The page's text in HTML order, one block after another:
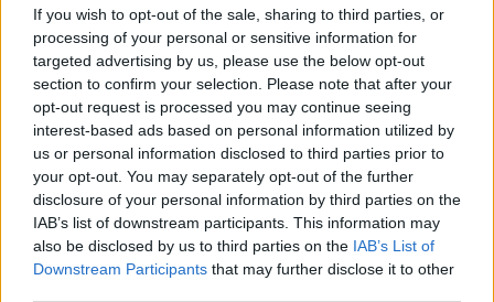
If you wish to opt-out of the sale, sharing to third parties, or
processing of your personal or sensitive information for
targeted advertising by us, please use the below opt-out
section to confirm your selection. Please note that after your
opt-out request is processed you may continue seeing
interest-based ads based on personal information utilized by
us or personal information disclosed to third parties prior to
your opt-out. You may separately opt-out of the further
disclosure of your personal information by third parties on the
IAB’s list of downstream participants. This information may
also be disclosed by us to third parties on the IAB’s List of
Downstream Participants that may further disclose it to other